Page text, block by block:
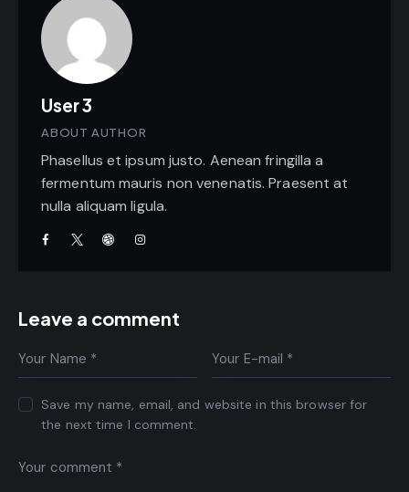
User 3
ABOUT AUTHOR
Phasellus et ipsum justo. Aenean fringilla a
fermentum mauris non venenatis. Praesent at
nulla aliquam ligula.
Leave a comment
Save my name, email, and website in this browser for
the next time I comment.